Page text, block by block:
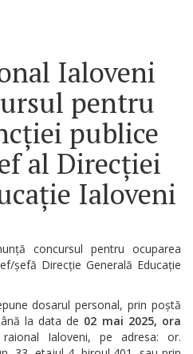
Ialoveni
pentru
publice
al Direcției
Ialoveni
concursul pentru ocuparea
șefă Direcție Generală Educație
dosarul personal, prin poștă
la data de 02 mai 2025, ora
Ialoveni, pe adresa: or.